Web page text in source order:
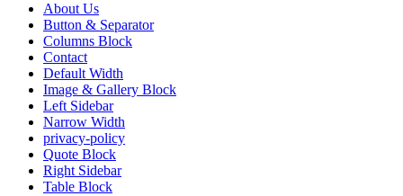
About Us
Button & Separator
Columns Block
Contact
Default Width
Image & Gallery Block
Left Sidebar
Narrow Width
privacy-policy
Quote Block
Right Sidebar
Table Block